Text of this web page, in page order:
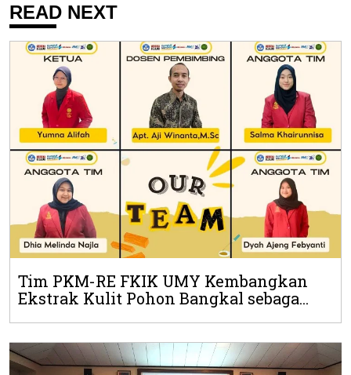
READ NEXT
Tim PKM-RE FKIK UMY Kembangkan
Ekstrak Kulit Pohon Bangkal sebaga...